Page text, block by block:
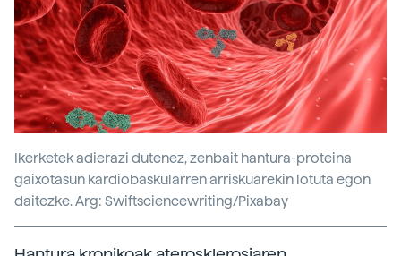
Ikerketek adierazi dutenez, zenbait hantura-proteina
gaixotasun kardiobaskularren arriskuarekin lotuta egon
daitezke. Arg: Swiftsciencewriting/Pixabay